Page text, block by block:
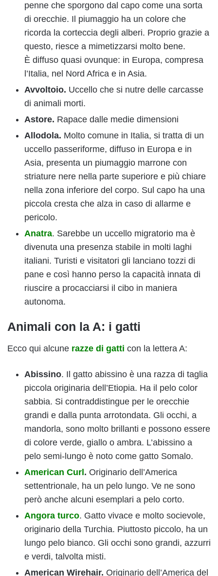
penne che sporgono dal capo come una sorta
di orecchie. Il piumaggio ha un colore che
ricorda la corteccia degli alberi. Proprio grazie a
questo, riesce a mimetizzarsi molto bene.
È diffuso quasi ovunque: in Europa, compresa
l’Italia, nel Nord Africa e in Asia.
Avvoltoio. Uccello che si nutre delle carcasse
di animali morti.
Astore. Rapace dalle medie dimensioni
Allodola. Molto comune in Italia, si tratta di un
uccello passeriforme, diffuso in Europa e in
Asia, presenta un piumaggio marrone con
striature nere nella parte superiore e più chiare
nella zona inferiore del corpo. Sul capo ha una
piccola cresta che alza in caso di allarme e
pericolo.
Anatra. Sarebbe un uccello migratorio ma è
divenuta una presenza stabile in molti laghi
italiani. Turisti e visitatori gli lanciano tozzi di
pane e così hanno perso la capacità innata di
riuscire a procacciarsi il cibo in maniera
autonoma.
Animali con la A: i gatti
Ecco qui alcune razze di gatti con la lettera A:
Abissino. Il gatto abissino è una razza di taglia
piccola originaria dell’Etiopia. Ha il pelo color
sabbia. Si contraddistingue per le orecchie
grandi e dalla punta arrotondata. Gli occhi, a
mandorla, sono molto brillanti e possono essere
di colore verde, giallo o ambra. L’abissino a
pelo semi-lungo è noto come gatto Somalo.
American Curl. Originario dell’America
settentrionale, ha un pelo lungo. Ve ne sono
però anche alcuni esemplari a pelo corto.
Angora turco. Gatto vivace e molto socievole,
originario della Turchia. Piuttosto piccolo, ha un
lungo pelo bianco. Gli occhi sono grandi, azzurri
e verdi, talvolta misti.
American Wirehair. Originario dell’America del